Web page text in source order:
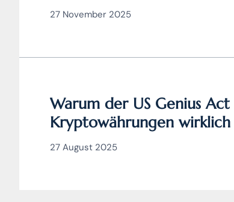
27 November 2025
Warum der US Genius
Kryptowährungen
Verordnung MiCA nicht)
27 August 2025